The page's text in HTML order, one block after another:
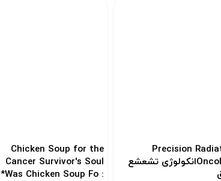
Precision
Oncologyانکولوژی تشعشع
Chicken Soup for the
Cancer Survivor's Soul
*Was Chicken Soup Fo :